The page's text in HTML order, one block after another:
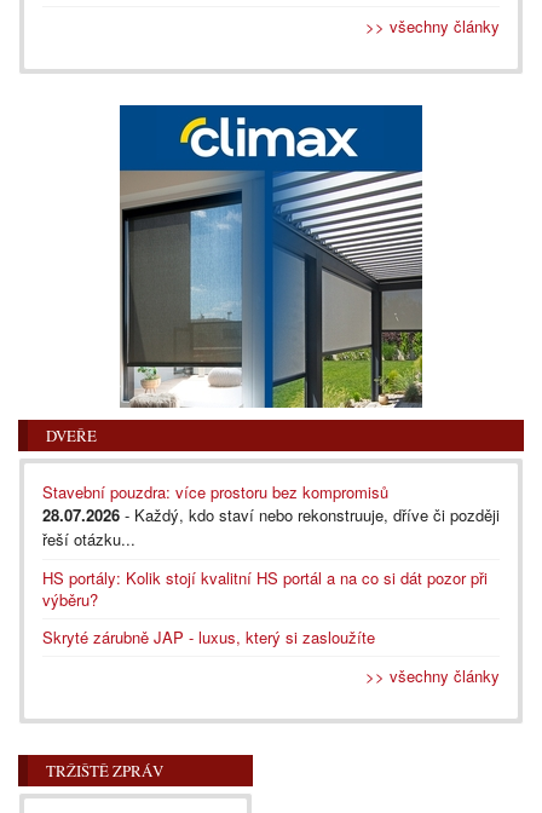
>> všechny články
DVEŘE
Stavební pouzdra: více prostoru bez kompromisů
28.07.2026 - Každý, kdo staví nebo rekonstruuje, dříve či později
řeší otázku...
HS portály: Kolik stojí kvalitní HS portál a na co si dát pozor při
výběru?
Skryté zárubně JAP - luxus, který si zasloužíte
>> všechny články
TRŽIŠTĚ ZPRÁV